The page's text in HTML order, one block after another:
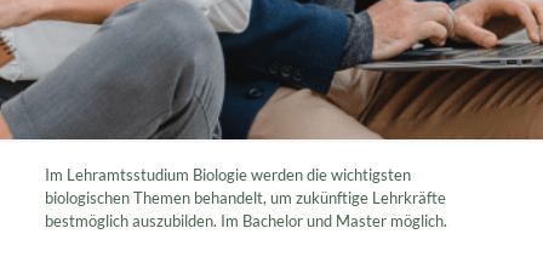
Im Lehramtsstudium Biologie werden die wichtigsten
biologischen Themen behandelt, um zukünftige Lehrkräfte
bestmöglich auszubilden. Im Bachelor und Master möglich.